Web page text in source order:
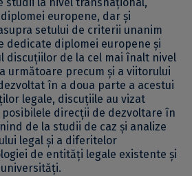
europene, dar și
setului de criterii unanim
dedicate diplomei europene și
discuțiilor de la cel mai înalt nivel
următoare precum și a viitorului
în a doua parte a acestui
legale, discuțiile au vizat
posibilele direcții de dezvoltare în
de la studii de caz și analize
legal și a diferitelor
de entități legale existente și